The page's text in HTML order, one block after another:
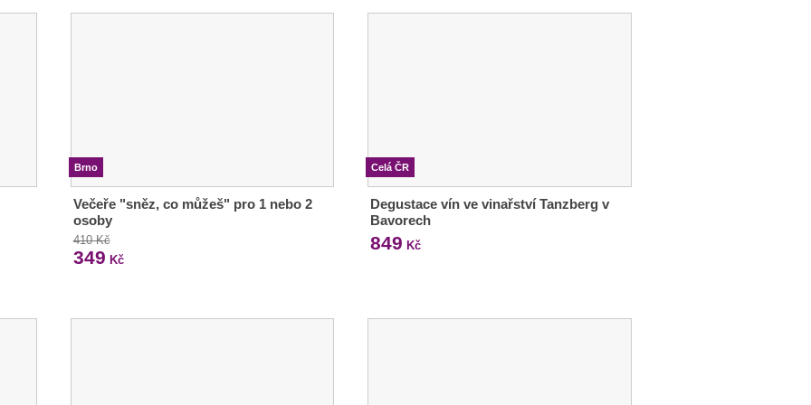
Brno
Večeře "sněz, co můžeš" pro 1 nebo 2
osoby
410 Kč
349 Kč
Celá ČR
Degustace vín ve vinařství Tanzberg v
Bavorech
849 Kč